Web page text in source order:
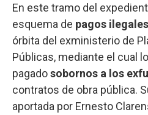
En este tramo del
esquema de pagos ilegales
órbita del exministerio de
Públicas, mediante el cual
pagadosobornos a los
contratos de obra pública.
aportada por Ernesto